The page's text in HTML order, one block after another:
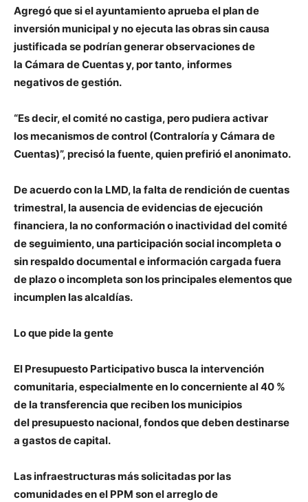
Agregó que si el ayuntamiento aprueba el plan de
inversión municipal y no ejecuta las obras sin causa
justificada se podrían generar observaciones de
la Cámara de Cuentas y, por tanto, informes
negativos de gestión.
“Es decir, el comité no castiga, pero pudiera activar
los mecanismos de control (Contraloría y Cámara de
Cuentas)”, precisó la fuente, quien prefirió el anonimato.
De acuerdo con la LMD, la falta de rendición de cuentas
trimestral, la ausencia de evidencias de ejecución
financiera, la no conformación o inactividad del comité
de seguimiento, una participación social incompleta o
sin respaldo documental e información cargada fuera
de plazo o incompleta son los principales elementos que
incumplen las alcaldías.
Lo que pide la gente
El Presupuesto Participativo busca la intervención
comunitaria, especialmente en lo concerniente al 40 %
de la transferencia que reciben los municipios
del presupuesto nacional, fondos que deben destinarse
a gastos de capital.
Las infraestructuras más solicitadas por las
comunidades en el PPM son el arreglo de